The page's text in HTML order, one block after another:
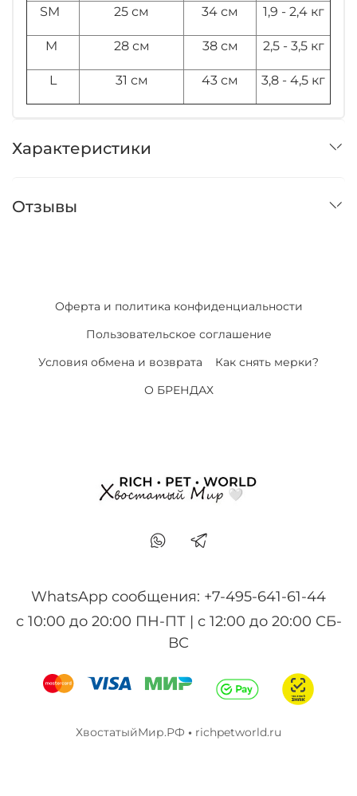
SM 25 см 34 см 1,9 - 2,4 кг
M 28 см 38 см 2,5 - 3,5 кг
L 31 см 43 см 3,8 - 4,5 кг
Характеристики
Отзывы
Оферта и политика конфиденциальности
Пользовательское соглашение
Условия обмена и возврата
Как снять мерки?
О БРЕНДАХ
WhatsApp сообщения: +7-495-641-61-44
с 10:00 до 20:00 ПН-ПТ | с 12:00 до 20:00 СБ-
ВС
ХвостатыйМир.РФ • richpetworld.ru